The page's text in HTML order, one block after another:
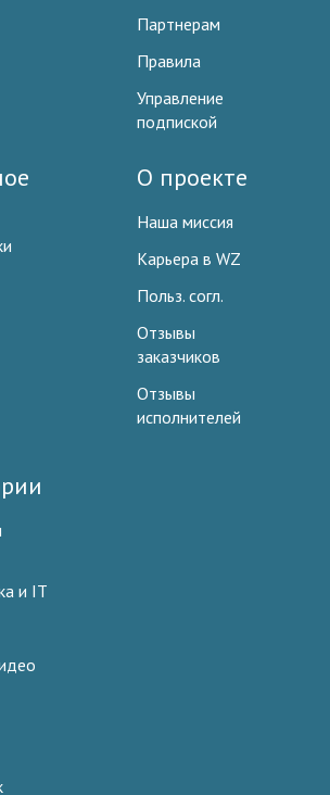
Партнерам
Правила
Управление
подпиской
О проекте
Наша миссия
Карьера в WZ
Польз. согл.
Отзывы
заказчиков
Отзывы
исполнителей
и IT